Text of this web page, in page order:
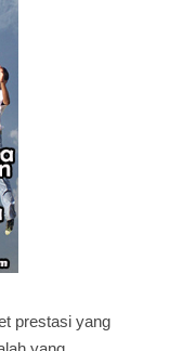
prestasi yang